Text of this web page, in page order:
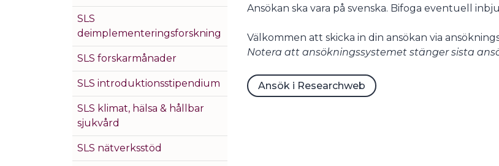
SLS
deimplementeringsforskning
SLS forskarmånader
SLS introduktionsstipendium
SLS klimat, hälsa & hållbar
sjukvård
SLS nätverksstöd
Ansökan ska vara på svenska. Bifoga eventuell
Välkommen att skicka in din ansökan via
Notera att ansökningssystemet stänger sista
Ansök i Researchweb